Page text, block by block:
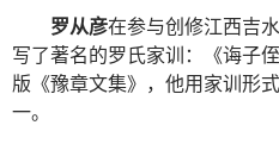
罗从彦在参与创修江西吉
写了著名的罗氏家训：《诲子
版《豫章文集》，他用家训形
一。